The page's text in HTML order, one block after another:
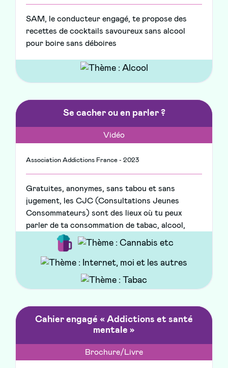
SAM, le conducteur engagé, te propose des
recettes de cocktails savoureux sans alcool
pour boire sans déboires
Se cacher ou en parler ?
Vidéo
Association Addictions France - 2023
Gratuites, anonymes, sans tabou et sans
jugement, les CJC (Consultations Jeunes
Consommateurs) sont des lieux où tu peux
parler de ta consommation de tabac, alcool,
cannabis, jeux vidéos, de ton usage des réseaux
sociaux etc. Il te suffit de prendre rdv !
Cahier engagé « Addictions et santé
mentale »
Brochure/Livre